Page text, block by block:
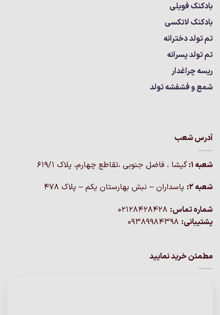
بادکنک فویلی
بادکنک لاتکسی
تم تولد دخترانه
تم تولد پسرانه
ریسه چراغدار
شمع و فشفشه تولد
آدرس شعب
شعبه 1:
گيشا ، فاضل جنوبی ،تقاطع چهارم، پلاک 619/1
شعبه 2:
پاسداران – نبش بهارستان یکم – پلاک ۴۷۸
شماره تماس:
پشتیبانی:
مطمئن خرید نمایید